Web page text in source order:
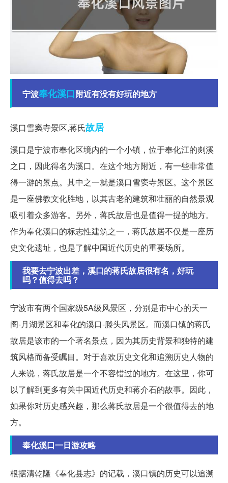
宁波奉化溪口附近有没有好玩的地方
溪口雪窦寺景区,蒋氏故居
溪口是宁波市奉化区境内的一个小镇，位于奉化江的剡溪
之口，因此得名为溪口。在这个地方附近，有一些非常值
得一游的景点。其中之一就是溪口雪窦寺景区。这个景区
是一座佛教文化胜地，以其古老的建筑和壮丽的自然景观
吸引着众多游客。另外，蒋氏故居也是值得一提的地方。
作为奉化溪口的标志性建筑之一，蒋氏故居不仅是一座历
史文化遗址，也是了解中国近代历史的重要场所。
我要去宁波出差，溪口的蒋氏故居很有名，好玩
吗？值得去吗？
宁波市有两个国家级5A级风景区，分别是市中心的天一
阁-月湖景区和奉化的溪口-滕头风景区。而溪口镇的蒋氏
故居是该市的一个著名景点，因为其历史背景和独特的建
筑风格而备受瞩目。对于喜欢历史文化和追溯历史人物的
人来说，蒋氏故居是一个不容错过的地方。在这里，你可
以了解到更多有关中国近代历史和蒋介石的故事。因此，
如果你对历史感兴趣，那么蒋氏故居是一个很值得去的地
方。
奉化溪口一日游攻略
根据清乾隆《奉化县志》的记载，溪口镇的历史可以追溯